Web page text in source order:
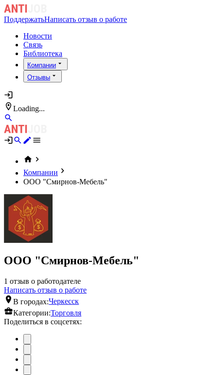
ПоддержатьНаписать отзыв о работе
Новости
Связь
Библиотека
Компании
Отзывы
Loading...
Компании
ООО "Смирнов-Мебель"
ООО "Смирнов-Мебель"
1 отзыв о работодателе
Написать отзыв о работе
В городах:Черкесск
Категории:Торговля
Поделиться в соцсетях: